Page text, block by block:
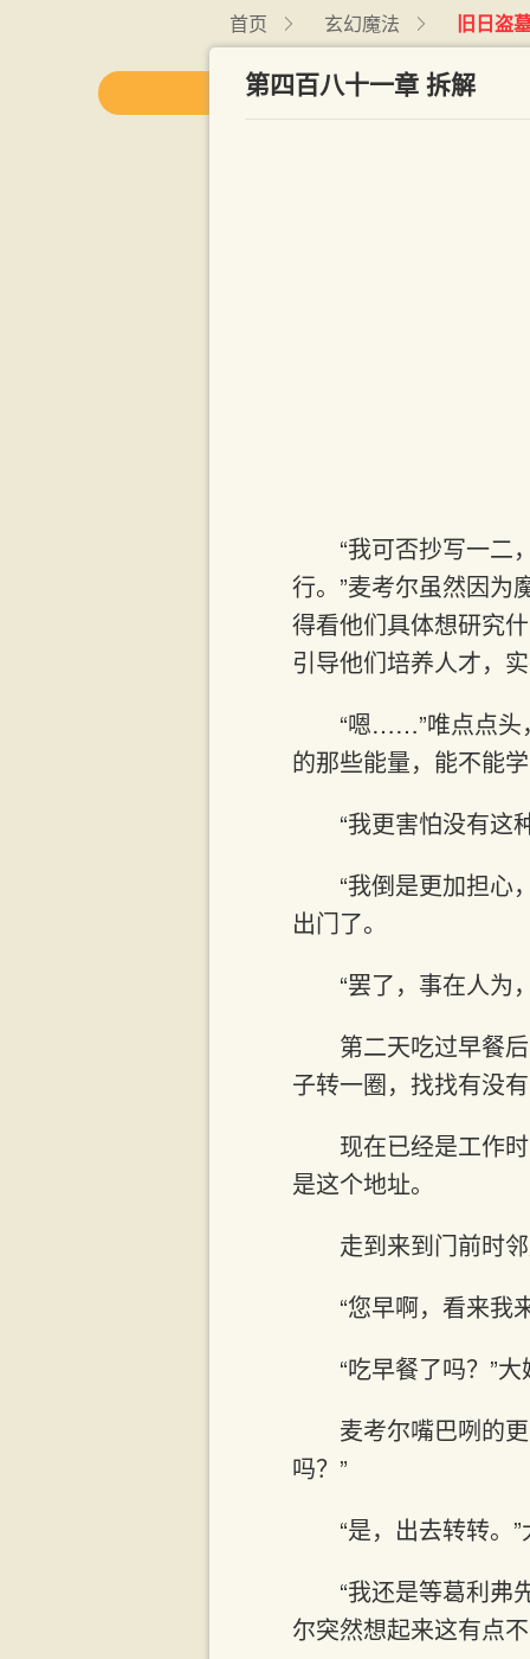
首页 玄幻魔法 旧日盗
第四百八十一章 拆解
“我可否抄写一二
行。”麦考尔虽然因
得看他们具体想研究
引导他们培养人才，
“嗯……”唯点点头
的那些能量，能不能
“我更害怕没有这
“我倒是更加担心
出门了。
“罢了，事在人为
第二天吃过早餐
子转一圈，找找有没
现在已经是工作
是这个地址。
走到来到门前时
“您早啊，看来我
“吃早餐了吗？”
麦考尔嘴巴咧的
吗？”
“是，出去转转。
“我还是等葛利弗
尔突然想起来这有点